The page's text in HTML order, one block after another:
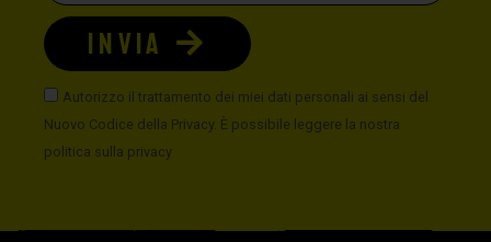
Autorizzo il trattamento dei miei dati personali ai sensi del
Nuovo Codice della Privacy. È possibile leggere la nostra
politica sulla privacy
INVIA